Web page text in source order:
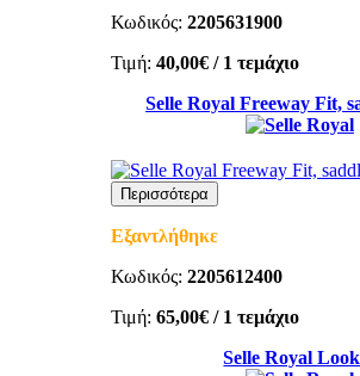
Κωδικός: 2205631900
Τιμή: 40,00€ / 1 τεμάχιο
Selle Royal Freeway Fit,
Περισσότερα
Εξαντλήθηκε
Κωδικός: 2205612400
Τιμή: 65,00€ / 1 τεμάχιο
Selle Royal